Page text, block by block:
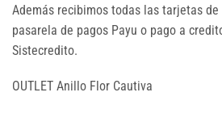
Además recibimos todas las tarjetas
pasarela de pagos Payu o pago a
Sistecredito.
OUTLET Anillo Flor Cautiva